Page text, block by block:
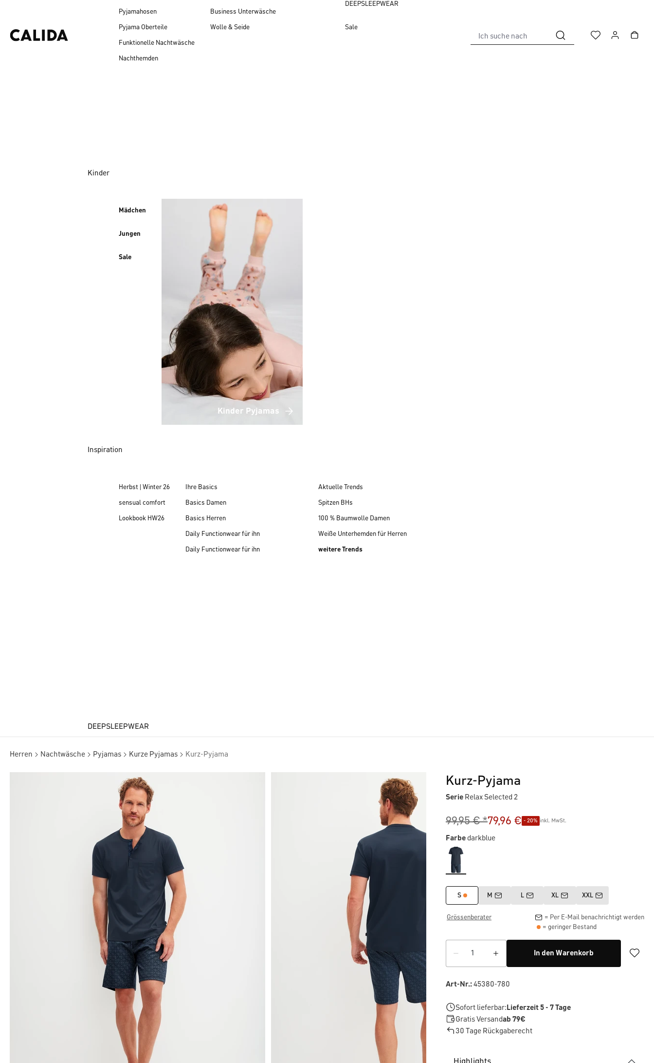
Pyjamahosen
Pyjama Oberteile
Funktionelle Nachtwäsche
Nachthemden
Business Unterwäsche
Wolle & Seide
DEEPSLEEPWEAR
Sale
Kinder
Mädchen
Jungen
Sale
Kinder Pyjamas
Inspiration
Herbst | Winter 26
sensual comfort
Lookbook HW26
Ihre Basics
Basics Damen
Basics Herren
Daily Functionwear für ihn
Daily Functionwear für ihn
Aktuelle Trends
Spitzen BHs
100 % Baumwolle Damen
Weiße Unterhemden für Herren
weitere Trends
DEEPSLEEPWEAR
Herren Nachtwäsche Pyjamas Kurze Pyjamas Kurz-Pyjama
Kurz-Pyjama
Serie Relax Selected 2
99,95 € *79,96 € - 20% inkl. MwSt.
Farbe darkblue
S M L XL XXL
Grössenberater
= Per E-Mail benachrichtigt werden
= geringer Bestand
In den Warenkorb
Art-Nr.:45380-780
Sofort lieferbar: Lieferzeit 5 - 7 Tage
Gratis Versandab 79€
30 Tage Rückgaberecht